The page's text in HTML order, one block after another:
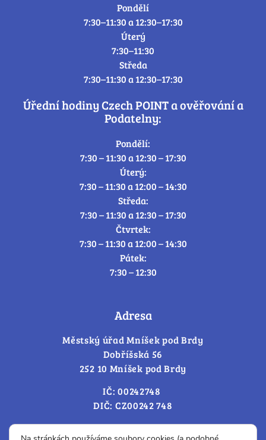
Pondělí
7:30–11:30 a 12:30–17:30
Úterý
7:30–11:30
Středa
7:30–11:30 a 12:30–17:30
Úřední hodiny Czech POINT a ověřování a
Podatelny:
Pondělí:
7:30 – 11:30 a 12:30 – 17:30
Úterý:
7:30 – 11:30 a 12:00 – 14:30
Středa:
7:30 – 11:30 a 12:30 – 17:30
Čtvrtek:
7:30 – 11:30 a 12:00 – 14:30
Pátek:
7:30 – 12:30
Adresa
Městský úřad Mníšek pod Brdy
Dobříšská 56
252 10 Mníšek pod Brdy
IČ: 00242748
DIČ: CZ00242 748
Cookies – změna souhlasu